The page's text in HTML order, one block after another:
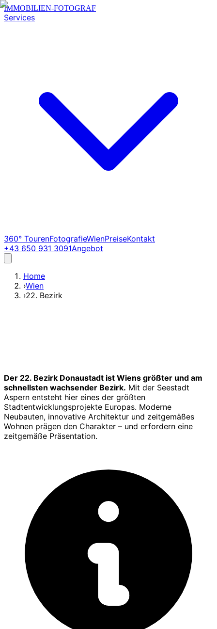
IMMOBILIEN-FOTOGRAF
Services
360° TourenFotografieWienPreiseKontakt
+43 650 931 3091Angebot
Home
›Wien
›22. Bezirk
Der 22. Bezirk Donaustadt ist Wiens größter und am
schnellsten wachsender Bezirk. Mit der Seestadt
Aspern entsteht hier eines der größten
Stadtentwicklungsprojekte Europas. Moderne
Neubauten, innovative Architektur und zeitgemäßes
Wohnen prägen den Charakter – und erfordern eine
zeitgemäße Präsentation.